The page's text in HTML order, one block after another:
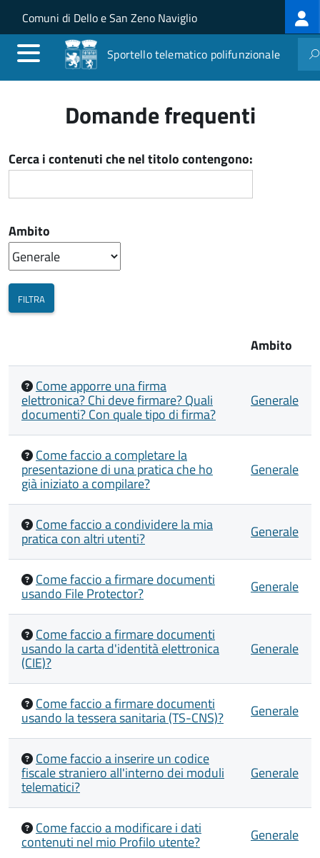
Salta al contenuto principale
Skip to site navigation
Comuni di Dello e San Zeno Naviglio
Sportello telematico polifunzionale
Domande frequenti
Cerca i contenuti che nel titolo contengono:
Ambito
Ambito
Come apporre una firma
elettronica? Chi deve firmare? Quali
documenti? Con quale tipo di firma?
Generale
Come faccio a completare la
presentazione di una pratica che ho
già iniziato a compilare?
Generale
Come faccio a condividere la mia
pratica con altri utenti? Generale
Come faccio a firmare documenti
usando File Protector? Generale
Come faccio a firmare documenti
usando la carta d'identità elettronica
(CIE)?
Generale
Come faccio a firmare documenti
usando la tessera sanitaria (TS-CNS)? Generale
Come faccio a inserire un codice
fiscale straniero all'interno dei moduli
telematici?
Generale
Come faccio a modificare i dati
contenuti nel mio Profilo utente? Generale